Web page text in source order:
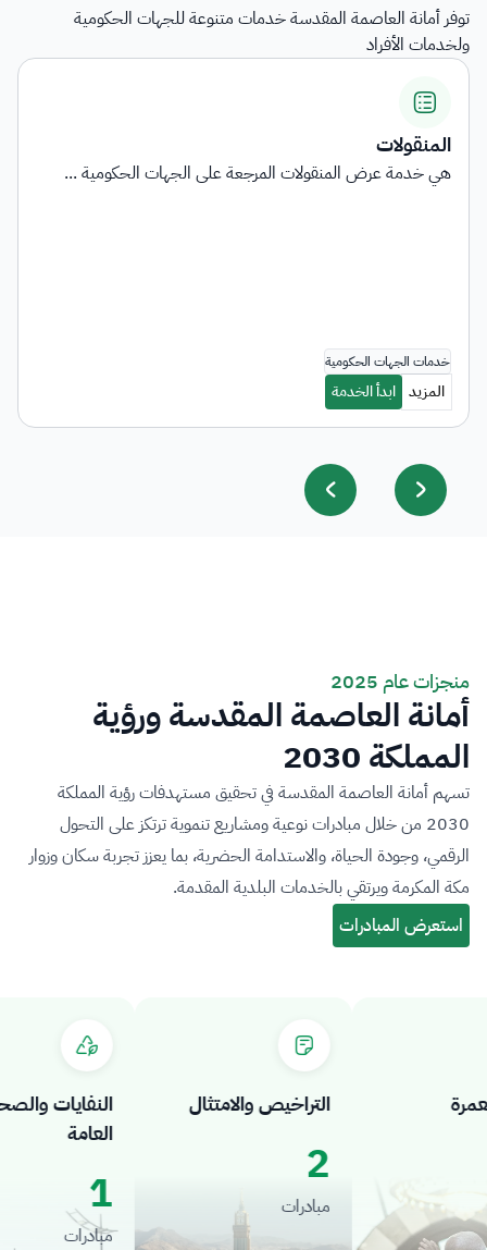
توفر أمانة العاصمة المقدسة خدمات متنوعة للجهات الحكومية
ولخدمات الأفراد
المنقولات
هي خدمة عرض المنقولات المرجعة على الجهات الحكومية ...
منجزات عام 2025
أمانة العاصمة المقدسة ورؤية
المملكة 2030
تسهم أمانة العاصمة المقدسة في تحقيق مستهدفات رؤية المملكة
2030 من خلال مبادرات نوعية ومشاريع تنموية ترتكز على التحول
الرقمي، وجودة الحياة، والاستدامة الحضرية، بما يعزز تجربة سكان وزوار
مكة المكرمة ويرتقي بالخدمات البلدية المقدمة.
النفايات والصحة
العامة
1
مبادرات
التراخيص والامتثال
2
مبادرات